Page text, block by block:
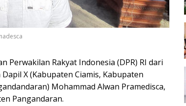
Perwakilan Rakyat Indonesia (DPR) RI dari
X (Kabupaten Ciamis, Kabupaten
Mohammad Alwan Pramedisca,
Pangandaran.